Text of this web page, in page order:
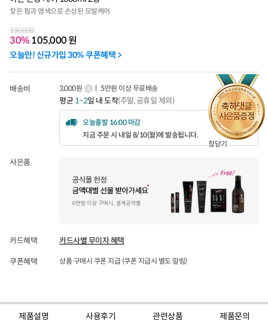
창닫기
잦은 펌과 염색으로 손상된 모발케어
150,000
30%105,000원
오늘만! 신규가입 30% 쿠폰혜택 >
배송비 3,000원 ㅣ 5만원 이상 무료배송
평균1~2일 내 도착(주말, 공휴일 제외)
오늘출발 16:00 마감
지금 주문 시 내일 8/10(월)에 발송됩니다.
사은품
카드혜택 카드사별 무이자 혜택
쿠폰혜택 상품 구매시 쿠폰 지급 (쿠폰 지급시 별도 알림)
제품설명
사용후기
관련상품 제품문의